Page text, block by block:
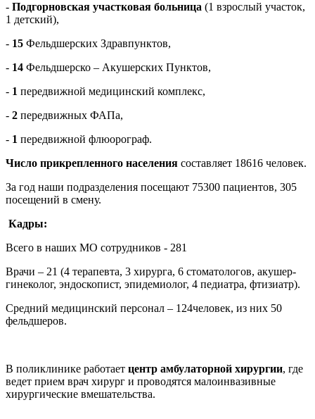
- Подгорновская участковая больница (1 взрослый участок,
1 детский),
- 15 Фельдшерских Здравпунктов,
- 14 Фельдшерско – Акушерских Пунктов,
- 1 передвижной медицинский комплекс,
- 2 передвижных ФАПа,
- 1 передвижной флюорограф.
Число прикрепленного населения составляет 18616 человек.
За год наши подразделения посещают 75300 пациентов, 305
посещений в смену.
Кадры:
Всего в наших МО сотрудников - 281
Врачи – 21 (4 терапевта, 3 хирурга, 6 стоматологов, акушер-
гинеколог, эндоскопист, эпидемиолог, 4 педиатра, фтизиатр).
Средний медицинский персонал – 124человек, из них 50
фельдшеров.
В поликлинике работает центр амбулаторной хирургии, где
ведет прием врач хирург и проводятся малоинвазивные
хирургические вмешательства.